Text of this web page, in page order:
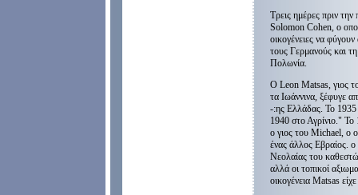
Τρεις ημέρες πριν
Solomon Cohen, ο
οικογένειες να
τους Γερμανούς και
Πολωνία.
Ο Leon Matsas, γιος
τα Ιωάννινα, ξέφυγε
-:ης Ελλάδας. Το 1935
1940 στο Αγρίνιο." Το
ο γιος του Michael, ο
ένας άλλος Εβραίος.
Νεολαίας του
αλλά οι τοπικοί
οικογένεια Matsas